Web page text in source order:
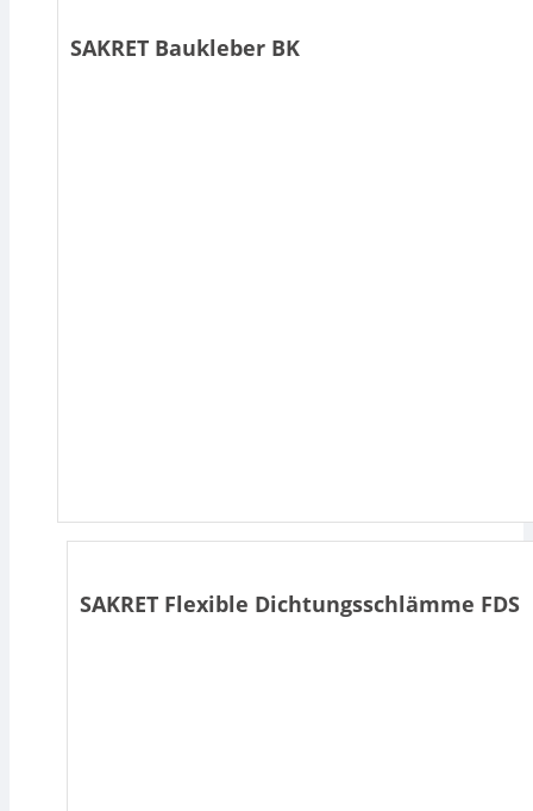
SAKRET Baukleber BK
SAKRET Flexible Dichtungsschlämme FDS